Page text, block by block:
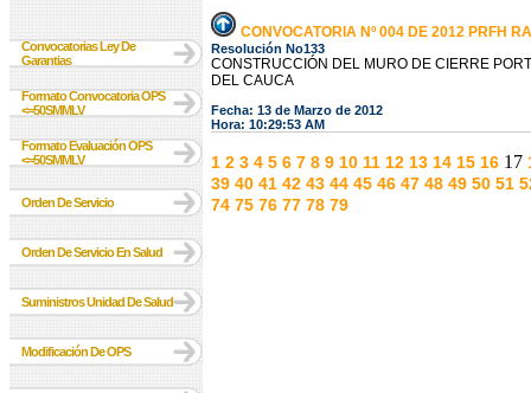
Convocatorias Ley De
Garantias
Formato Convocatoria OPS
<=50SMMLV
Formato Evaluación OPS
<=50SMMLV
Orden De Servicio
Orden De Servicio En Salud
Suministros Unidad De Salud
Modificación De OPS
CONVOCATORIA Nº 004 DE 2012 PRFH
Resolución No133
CONSTRUCCIÓN DEL MURO DE CIERRE
DEL CAUCA
Fecha: 13 de Marzo de 2012
Hora: 10:29:53 AM
1 2 3 4 5 6 7 8 9 10 11 12 13 14 15 16 17
39 40 41 42 43 44 45 46 47 48 49 50 51
74 75 76 77 78 79